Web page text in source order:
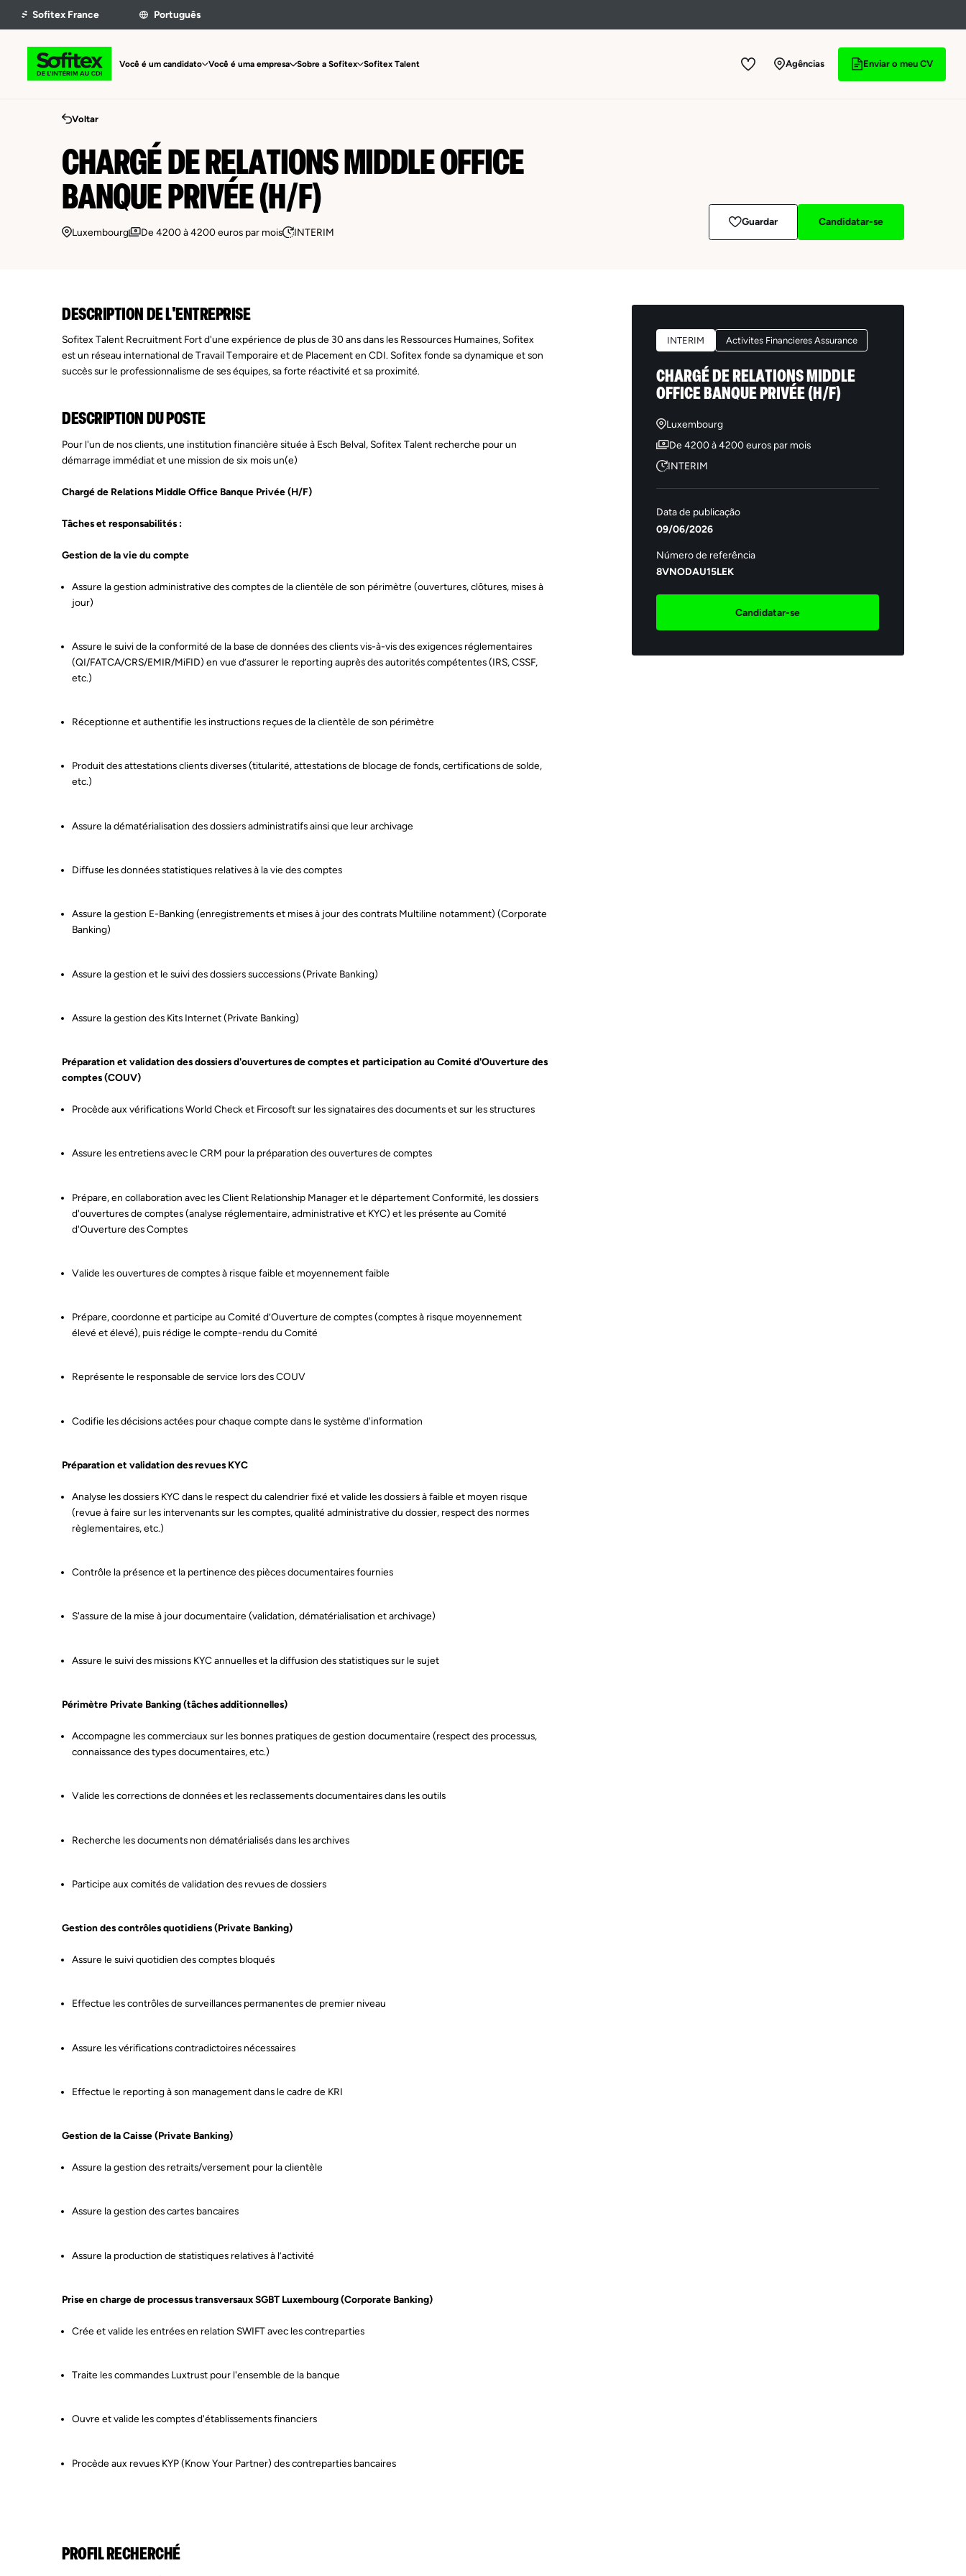
Você é um candidato Você é uma empresa Sobre a Sofitex Sofitex Talent Agências Enviar o meu CV
Voltar
CHARGÉ DE RELATIONS MIDDLE OFFICE
BANQUE PRIVÉE (H/F)
Luxembourg De 4200 à 4200 euros par mois INTERIM
Guardar Candidatar-se
DESCRIPTION DE L'ENTREPRISE
Sofitex Talent Recruitment Fort d'une expérience de plus de 30 ans dans les Ressources Humaines, Sofitex
est un réseau international de Travail Temporaire et de Placement en CDI. Sofitex fonde sa dynamique et son
succès sur le professionnalisme de ses équipes, sa forte réactivité et sa proximité.
DESCRIPTION DU POSTE
Pour l'un de nos clients, une institution financière située à Esch Belval, Sofitex Talent recherche pour un
démarrage immédiat et une mission de six mois un(e)
Chargé de Relations Middle Office Banque Privée (H/F)
Tâches et responsabilités :
Gestion de la vie du compte
Assure la gestion administrative des comptes de la clientèle de son périmètre (ouvertures, clôtures, mises à
jour)
Assure le suivi de la conformité de la base de données des clients vis-à-vis des exigences réglementaires
(QI/FATCA/CRS/EMIR/MiFID) en vue d’assurer le reporting auprès des autorités compétentes (IRS, CSSF,
etc.)
Réceptionne et authentifie les instructions reçues de la clientèle de son périmètre
Produit des attestations clients diverses (titularité, attestations de blocage de fonds, certifications de solde,
etc.)
Assure la dématérialisation des dossiers administratifs ainsi que leur archivage
Diffuse les données statistiques relatives à la vie des comptes
Assure la gestion E-Banking (enregistrements et mises à jour des contrats Multiline notamment) (Corporate
Banking)
Assure la gestion et le suivi des dossiers successions (Private Banking)
Assure la gestion des Kits Internet (Private Banking)
Préparation et validation des dossiers d'ouvertures de comptes et participation au Comité d'Ouverture des
comptes (COUV)
Procède aux vérifications World Check et Fircosoft sur les signataires des documents et sur les structures
Assure les entretiens avec le CRM pour la préparation des ouvertures de comptes
Prépare, en collaboration avec les Client Relationship Manager et le département Conformité, les dossiers
d'ouvertures de comptes (analyse réglementaire, administrative et KYC) et les présente au Comité
d'Ouverture des Comptes
Valide les ouvertures de comptes à risque faible et moyennement faible
Prépare, coordonne et participe au Comité d’Ouverture de comptes (comptes à risque moyennement
élevé et élevé), puis rédige le compte-rendu du Comité
Représente le responsable de service lors des COUV
Codifie les décisions actées pour chaque compte dans le système d'information
Préparation et validation des revues KYC
Analyse les dossiers KYC dans le respect du calendrier fixé et valide les dossiers à faible et moyen risque
(revue à faire sur les intervenants sur les comptes, qualité administrative du dossier, respect des normes
règlementaires, etc.)
Contrôle la présence et la pertinence des pièces documentaires fournies
S'assure de la mise à jour documentaire (validation, dématérialisation et archivage)
Assure le suivi des missions KYC annuelles et la diffusion des statistiques sur le sujet
Périmètre Private Banking (tâches additionnelles)
Accompagne les commerciaux sur les bonnes pratiques de gestion documentaire (respect des processus,
connaissance des types documentaires, etc.)
Valide les corrections de données et les reclassements documentaires dans les outils
Recherche les documents non dématérialisés dans les archives
Participe aux comités de validation des revues de dossiers
Gestion des contrôles quotidiens (Private Banking)
Assure le suivi quotidien des comptes bloqués
Effectue les contrôles de surveillances permanentes de premier niveau
Assure les vérifications contradictoires nécessaires
Effectue le reporting à son management dans le cadre de KRI
Gestion de la Caisse (Private Banking)
Assure la gestion des retraits/versement pour la clientèle
Assure la gestion des cartes bancaires
Assure la production de statistiques relatives à l’activité
Prise en charge de processus transversaux SGBT Luxembourg (Corporate Banking)
Crée et valide les entrées en relation SWIFT avec les contreparties
Traite les commandes Luxtrust pour l'ensemble de la banque
Ouvre et valide les comptes d'établissements financiers
Procède aux revues KYP (Know Your Partner) des contreparties bancaires
PROFIL RECHERCHÉ
INTERIM Activites Financieres Assurance
CHARGÉ DE RELATIONS MIDDLE
OFFICE BANQUE PRIVÉE (H/F)
Luxembourg
De 4200 à 4200 euros par mois
INTERIM
Data de publicação
09/06/2026
Número de referência
8VNODAU15LEK
Candidatar-se
A Sofitex é responsável pelo tratamento dos dados pessoais que nos fornece para que possamos